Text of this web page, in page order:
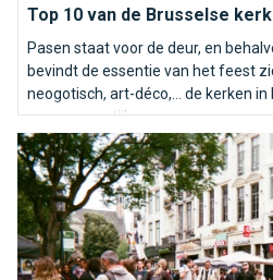
Top 10 van de Brusselse
Pasen staat voor de deur, en
bevindt de essentie van het feest
neogotisch, art-déco,… de kerken in
vormen en stijlen.
Brussel mijn schone